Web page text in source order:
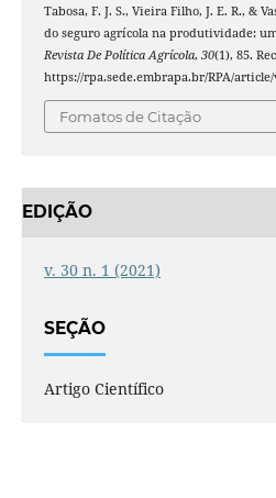
Tabosa, F. J. S., Vieira Filho, J. E. R., &
do seguro agrícola na produtividade:
Revista De Política Agrícola, 30(1), 85.
https://rpa.sede.embrapa.br/RPA/
Fomatos de Citação
EDIÇÃO
v. 30 n. 1 (2021)
SEÇÃO
Artigo Científico